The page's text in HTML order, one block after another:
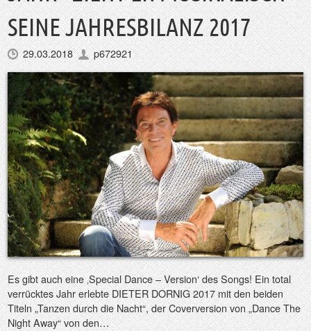
SEINE JAHRESBILANZ 2017
29.03.2018 p672921
Es gibt auch eine ‚Special Dance – Version‘ des Songs! Ein total
verrücktes Jahr erlebte DIETER DORNIG 2017 mit den beiden
Titeln „Tanzen durch die Nacht“, der Coverversion von „Dance The
Night Away“ von den…